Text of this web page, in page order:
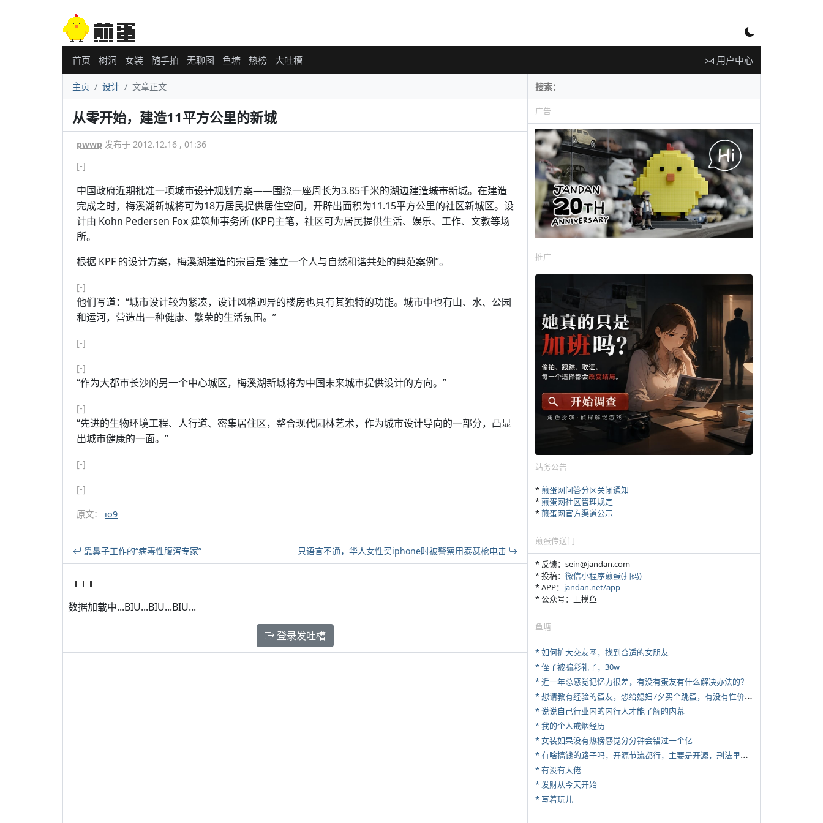
首页 树洞 女装 随手拍 无聊图 鱼塘 热榜 大吐槽 用户中心
主页 设计 文章正文
从零开始，建造11平方公里的新城
pwwp 发布于 2012.12.16 , 01:36
[-]
中国政府近期批准一项城市设计规划方案——围绕一座周长为3.85千米的湖边建造城市新城。在建造
完成之时，梅溪湖新城将可为18万居民提供居住空间，开辟出面积为11.15平方公里的社区新城区。设
计由 Kohn Pedersen Fox 建筑师事务所 (KPF)主笔，社区可为居民提供生活、娱乐、工作、文教等场
所。
根据 KPF 的设计方案，梅溪湖建造的宗旨是“建立一个人与自然和谐共处的典范案例”。
[-]
他们写道：“城市设计较为紧凑，设计风格迥异的楼房也具有其独特的功能。城市中也有山、水、公园
和运河，营造出一种健康、繁荣的生活氛围。”
[-]
[-]
“作为大都市长沙的另一个中心城区，梅溪湖新城将为中国未来城市提供设计的方向。”
[-]
“先进的生物环境工程、人行道、密集居住区，整合现代园林艺术，作为城市设计导向的一部分，凸显
出城市健康的一面。”
[-]
[-]
原文： io9
靠鼻子工作的“病毒性腹泻专家” 只语言不通，华人女性买iphone时被警察用泰瑟枪电击
数据加载中...BIU...BIU...BIU...
登录发吐槽
广告
推广
站务公告
*煎蛋网问答分区关闭通知
*煎蛋网社区管理规定
*煎蛋网官方渠道公示
煎蛋传送门
* 反馈：sein@jandan.com
* 投稿： 微信小程序煎蛋(扫码)
* APP： jandan.net/app
* 公众号：王摸鱼
鱼塘
* 如何扩大交友圈，找到合适的女朋友
* 侄子被骗彩礼了，30w
* 近一年总感觉记忆力很差，有没有蛋友有什么解决办法的？
*
想请教有经验的蛋友，想给媳妇7夕买个跳蛋，有没有性价比高的推荐
* 说说自己行业内的内行人才能了解的内幕
* 我的个人戒烟经历
* 女装如果没有热榜感觉分分钟会错过一个亿
*
有啥搞钱的路子吗，开源节流都行，主要是开源，刑法里的咱不做
* 有没有大佬
* 发财从今天开始
* 写着玩儿